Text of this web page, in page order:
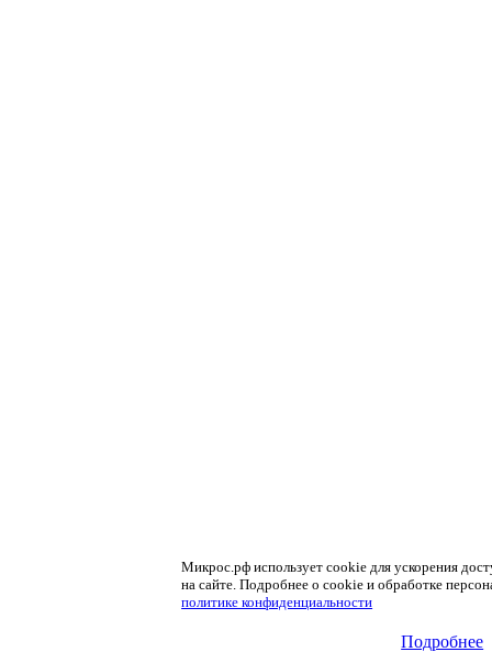
Микрос.рф использует cookie для ускорения
на сайте. Подробнее о cookie и обработке
политике конфиденциальности
Подробнее